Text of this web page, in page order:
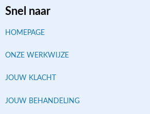
Snel naar
HOMEPAGE
ONZE WERKWIJZE
JOUW KLACHT
JOUW BEHANDELING